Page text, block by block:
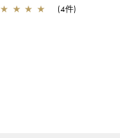
★ ★ ★ ★ (4件)